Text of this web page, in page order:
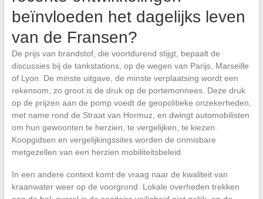
beïnvloeden het dagelijks leven
van de Fransen?
De prijs van brandstof, die voortdurend stijgt, bepaalt de
discussies bij de tankstations, op de wegen van Parijs, Marseille
of Lyon. De minste uitgave, de minste verplaatsing wordt een
rekensom, zo groot is de druk op de portemonnees. Deze druk
op de prijzen aan de pomp voedt de geopolitieke onzekerheden,
met name rond de Straat van Hormuz, en dwingt automobilisten
om hun gewoonten te herzien, te vergelijken, te kiezen.
Koopgidsen en vergelijkingssites worden de onmisbare
metgezellen van een herzien mobiliteitsbeleid.
In een andere context komt de vraag naar de kwaliteit van
kraanwater weer op de voorgrond. Lokale overheden trekken